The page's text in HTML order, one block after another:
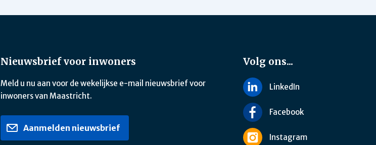
Nieuwsbrief voor inwoners
Meld u nu aan voor de wekelijkse e-mail nieuwsbrief voor
inwoners van Maastricht.
Aanmelden nieuwsbrief
Volg ons...
LinkedIn
Facebook
Instagram